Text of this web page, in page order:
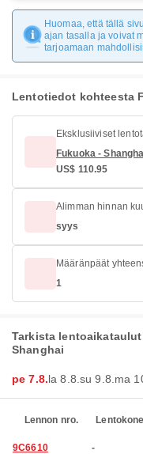
Huomaa, että tällä
ajan tasalla ja voivat
tarjoamaan
Lentotiedot kohteesta
Eksklusiiviset
Fukuoka -
US$ 110.95
Alimman hinnan
syys
Määränpäät
1
Tarkista
Shanghai
pe 7.8.la 8.8. su 9.8. ma
Lennon nro.
9C6610 -